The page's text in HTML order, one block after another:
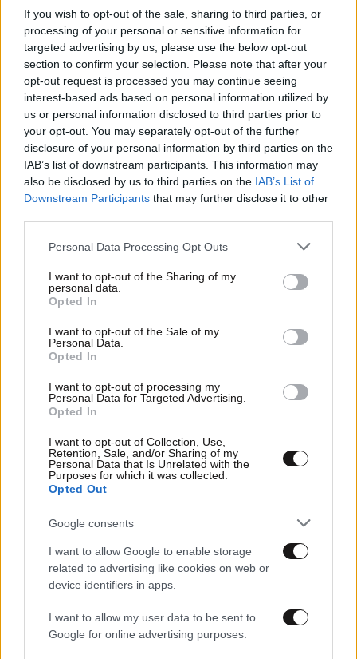
If you wish to opt-out of the sale, sharing to third parties, or
processing of your personal or sensitive information for
targeted advertising by us, please use the below opt-out
section to confirm your selection. Please note that after your
opt-out request is processed you may continue seeing
interest-based ads based on personal information utilized by
us or personal information disclosed to third parties prior to
your opt-out. You may separately opt-out of the further
disclosure of your personal information by third parties on the
IAB’s list of downstream participants. This information may
also be disclosed by us to third parties on the IAB’s List of
Downstream Participants that may further disclose it to other
Please note that this website/app uses one or more Google
not limited to your visit or usage behaviour. You may click to
grant or deny consent to Google and its third-party tags to
use your data for below specified purposes in below Google
consent section.
Personal Data Processing Opt Outs
I want to opt-out of the Sharing of my
personal data.
Opted In
I want to opt-out of the Sale of my
Personal Data.
Opted In
I want to opt-out of processing my
Personal Data for Targeted Advertising.
Opted In
I want to opt-out of Collection, Use,
Retention, Sale, and/or Sharing of my
Personal Data that Is Unrelated with the
Purposes for which it was collected.
Opted Out
Google consents
I want to allow Google to enable storage
related to advertising like cookies on web or
device identifiers in apps.
I want to allow my user data to be sent to
Google for online advertising purposes.
17·03·2025 09:21
πρωθυπουργού να μείνω ως υφυπουργός»
17·03·2025 06:19
Πρεμιέρα περιοδειών του Κυριάκου Μητσοτάκη στα
υπουργεία με το Οικονομικών – Τι θα ζητήσει από τον